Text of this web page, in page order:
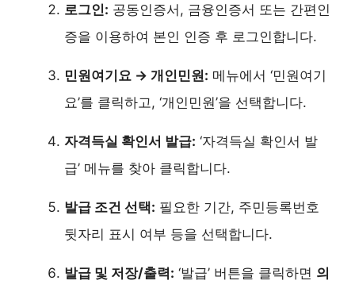
로그인: 공동인증서, 금융인증서 또는 간편인
증을 이용하여 본인 인증 후 로그인합니다.
민원여기요 → 개인민원: 메뉴에서 ‘민원여기
요’를 클릭하고, ‘개인민원’을 선택합니다.
자격득실 확인서 발급: ‘자격득실 확인서 발
급’ 메뉴를 찾아 클릭합니다.
발급 조건 선택: 필요한 기간, 주민등록번호
뒷자리 표시 여부 등을 선택합니다.
발급 및 저장/출력: ‘발급’ 버튼을 클릭하면 의